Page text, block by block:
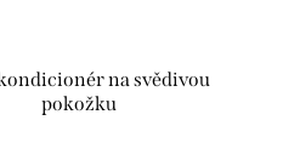
na svědivou
pokožku